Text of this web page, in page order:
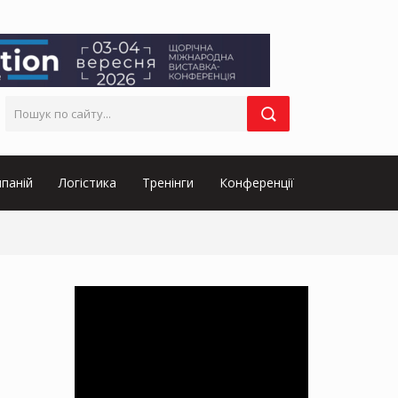
Логістика Тренінги Конференції